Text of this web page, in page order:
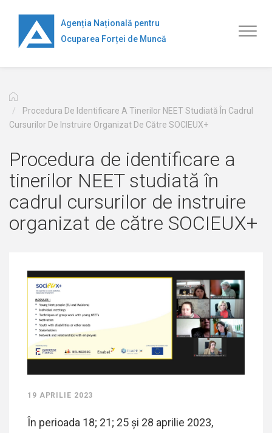
conţinutul
principal
Agenția Națională pentru
Ocuparea Forței de Muncă
Procedura De Identificare A Tinerilor NEET Studiată În Cadrul
Cursurilor De Instruire Organizat De Către SOCIEUX+
Procedura de identificare a
tinerilor NEET studiată în
cadrul cursurilor de instruire
organizat de către SOCIEUX+
19 APRILIE 2023
În perioada 18; 21; 25 şi 28 aprilie 2023,